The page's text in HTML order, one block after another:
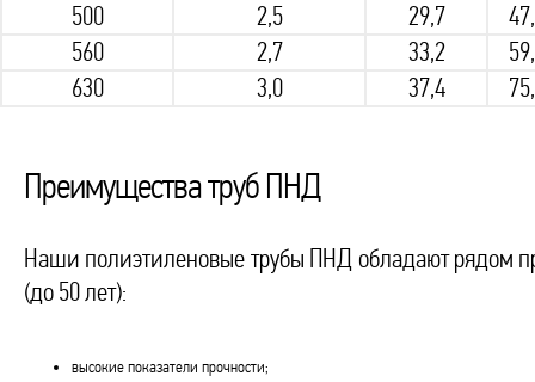
500
2,5 29,7
560
2,7 33,2
630
3,0 37,4
Преимущества труб ПНД
Наши полиэтиленовые трубы ПНД обладают рядом
(до 50 лет):
высокие показатели прочности;